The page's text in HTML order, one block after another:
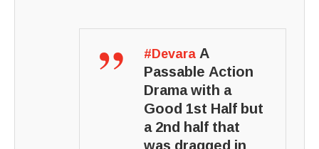
#DevaraA
Passable Action
Drama with a
Good 1st Half but
a 2nd half that